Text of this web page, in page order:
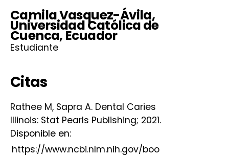
Camila Vasquez-Ávila,
Universidad Católica de
Cuenca, Ecuador
Estudiante
Citas
Rathee M, Sapra A. Dental Caries
Illinois: Stat Pearls Publishing; 2021.
Disponible en:
https://www.ncbi.nlm.nih.gov/boo